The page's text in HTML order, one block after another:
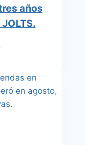
años